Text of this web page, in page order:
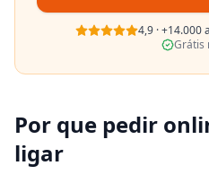
4,9 ·+14.000
Grátis
Por que pedir
ligar